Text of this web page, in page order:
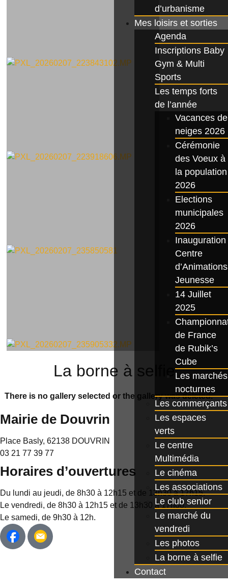
d’urbanisme
Mes loisirs et sorties
Agenda
Inscriptions Baby
Gym & Multi
Sports
Les temps forts
de l’année
Vacances de
neiges 2026
Cérémonie
des Voeux à
la population
2026
Elections
municipales
2026
Inauguration
Centre
d’Animations
Jeunesse
14 Juillet
2025
de France
de Rubik’s
Cube
Les marchés
nocturnes
Les commerçants
Les espaces
verts
Le centre
Multimédia
Le cinéma
Les associations
Le club senior
Le marché du
vendredi
Les photos
La borne à selfie
Contact
La borne à selfie
There is no gallery selected or the gallery was deleted.
Mairie de Douvrin
Place Basly, 62138 DOUVRIN
03 21 77 39 77
Horaires d’ouvertures
Du lundi au jeudi, de 8h30 à 12h15 et de 13h30 à 17h15.
Le vendredi, de 8h30 à 12h15 et de 13h30 à 17h00.
Le samedi, de 9h30 à 12h.